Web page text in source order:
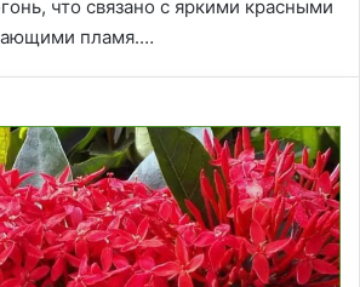
что связано с яркими красными
пламя.…